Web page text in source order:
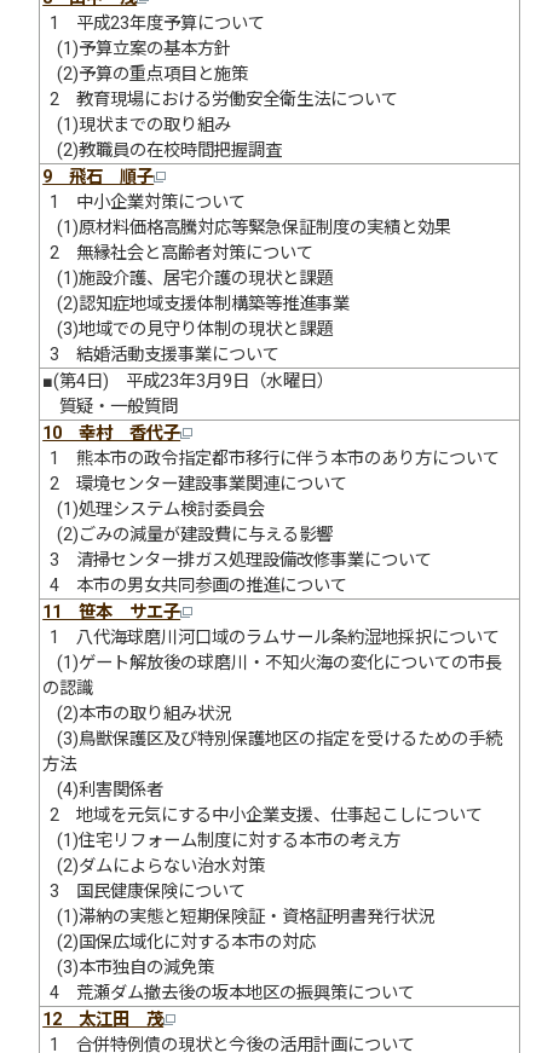
1 平成23年度予算について
(1)予算立案の基本方針
(2)予算の重点項目と施策
2 教育現場における労働安全衛生法について
(1)現状までの取り組み
(2)教職員の在校時間把握調査
9 飛石 順子
1 中小企業対策について
(1)原材料価格高騰対応等緊急保証制度の実績と効果
2 無縁社会と高齢者対策について
(1)施設介護、居宅介護の現状と課題
(2)認知症地域支援体制構築等推進事業
(3)地域での見守り体制の現状と課題
3 結婚活動支援事業について
■(第4日) 平成23年3月9日（水曜日）
質疑・一般質問
10 幸村 香代子
1 熊本市の政令指定都市移行に伴う本市のあり方について
2 環境センター建設事業関連について
(1)処理システム検討委員会
(2)ごみの減量が建設費に与える影響
3 清掃センター排ガス処理設備改修事業について
4 本市の男女共同参画の推進について
11 笹本 サエ子
1 八代海球磨川河口域のラムサール条約湿地採択について
(1)ゲート解放後の球磨川・不知火海の変化についての市長
の認識
(2)本市の取り組み状況
(3)鳥獣保護区及び特別保護地区の指定を受けるための手続
方法
(4)利害関係者
2 地域を元気にする中小企業支援、仕事起こしについて
(1)住宅リフォーム制度に対する本市の考え方
(2)ダムによらない治水対策
3 国民健康保険について
(1)滞納の実態と短期保険証・資格証明書発行状況
(2)国保広域化に対する本市の対応
(3)本市独自の減免策
4 荒瀬ダム撤去後の坂本地区の振興策について
12 太江田 茂
1 合併特例債の現状と今後の活用計画について